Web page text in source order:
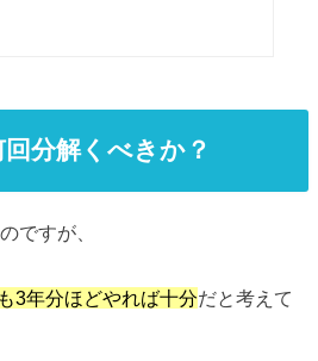
分解くべきか？
ですが、
3年分ほどやれば十分だと考えて